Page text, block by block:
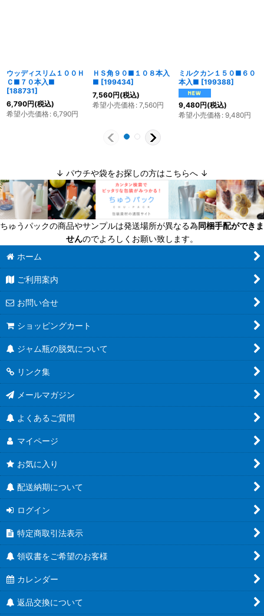
ウッディスリム１００Ｈ
Ｃ■７０本入■
[188731]
6,790円(税込)
希望小売価格: 6,790円
ＨＳ角９０■１０８本入
■ [199434]
7,560円(税込)
希望小売価格: 7,560円
ミルクカン１５０■６０
本入■ [199388]
9,480円(税込)
希望小売価格: 9,480円
↓ パウチや袋をお探しの方はこちらへ ↓
ちゅうパックの商品やサンプルは発送場所が異なる為同梱手配ができま
せんのでよろしくお願い致します。
ホーム
ご利用案内
お問い合せ
ショッピングカート
ジャム瓶の脱気について
リンク集
メールマガジン
よくあるご質問
マイページ
お気に入り
配送納期について
ログイン
特定商取引法表示
領収書をご希望のお客様
カレンダー
返品交換について